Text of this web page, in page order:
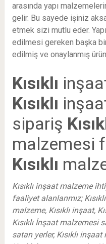
arasında yapı
gelir. Bu sayede işiniz
etmek sizi mutlu eder.
edilmesi gereken başka
edilmiş ve onaylanmış
Kısıklı
Kısıklı
sipariş
malzemesi
Kısıklı
Kısıklı inşaat malzeme
faaliyet alanlarımız;
malzeme, Kısıklı inşaat,
Kısıklı İnşaat malzemesi
satan yerler, Kısıklı